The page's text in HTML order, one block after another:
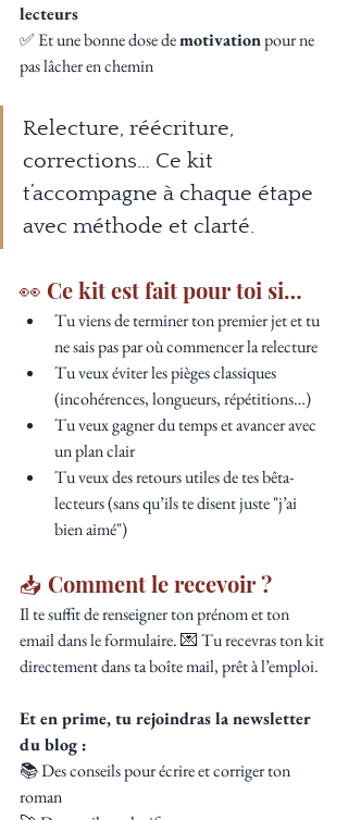
lecteurs
✅ Et une bonne dose de motivation pour ne
pas lâcher en chemin
Relecture, réécriture,
corrections… Ce kit
t’accompagne à chaque étape
avec méthode et clarté.
👀 Ce kit est fait pour toi si…
Tu viens de terminer ton premier jet et tu
ne sais pas par où commencer la relecture
Tu veux éviter les pièges classiques
(incohérences, longueurs, répétitions…)
Tu veux gagner du temps et avancer avec
un plan clair
Tu veux des retours utiles de tes bêta-
lecteurs (sans qu’ils te disent juste "j’ai
bien aimé")
📥 Comment le recevoir ?
Il te suffit de renseigner ton prénom et ton
email dans le formulaire. 💌 Tu recevras ton kit
directement dans ta boîte mail, prêt à l’emploi.
Et en prime, tu rejoindras la newsletter
du blog :
📚 Des conseils pour écrire et corriger ton
roman